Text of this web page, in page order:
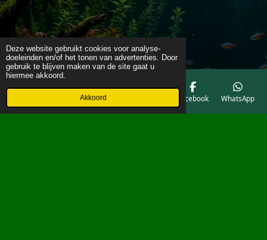
Deze website gebruikt cookies voor analyse-
doeleinden en/of het tonen van advertenties. Door
gebruik te blijven maken van de site gaat u
hiermee akkoord.
Akkoord
Telefoonnummer Facebook WhatsApp